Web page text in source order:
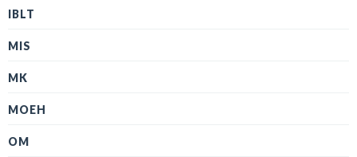
IBLT
MIS
MK
MOEH
OM